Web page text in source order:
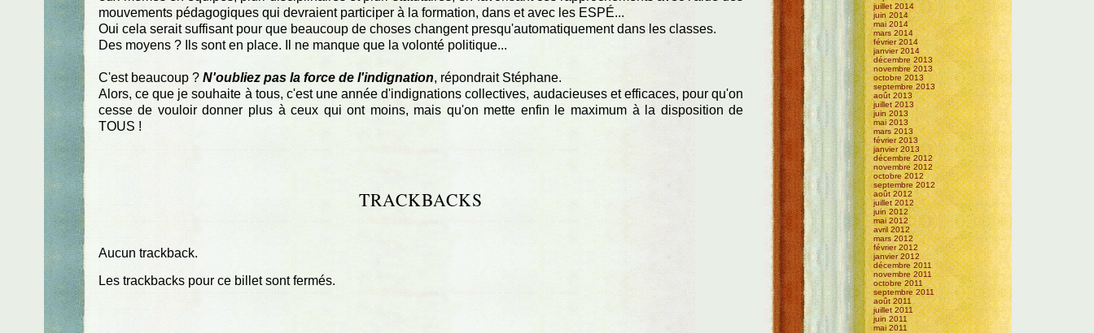
mouvements pédagogiques qui devraient participer à la formation, dans et avec les ESPÉ...
Oui cela serait suffisant pour que beaucoup de choses changent presqu'automatiquement dans les classes.
Des moyens ? Ils sont en place. Il ne manque que la volonté politique...
C'est beaucoup ? N'oubliez pas la force de l'indignation, répondrait Stéphane.
Alors, ce que je souhaite à tous, c'est une année d'indignations collectives, audacieuses et efficaces, pour qu'on
cesse de vouloir donner plus à ceux qui ont moins, mais qu'on mette enfin le maximum à la disposition de
TOUS !
TRACKBACKS
Aucun trackback.
Les trackbacks pour ce billet sont fermés.
juillet 2014
juin 2014
mai 2014
mars 2014
février 2014
janvier 2014
décembre 2013
novembre 2013
octobre 2013
septembre 2013
août 2013
juillet 2013
juin 2013
mai 2013
mars 2013
février 2013
janvier 2013
décembre 2012
novembre 2012
octobre 2012
septembre 2012
août 2012
juillet 2012
juin 2012
mai 2012
avril 2012
mars 2012
février 2012
janvier 2012
décembre 2011
novembre 2011
octobre 2011
septembre 2011
août 2011
juillet 2011
juin 2011
mai 2011